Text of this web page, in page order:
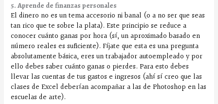
5. Aprende de finanzas personales
El dinero no es un tema accesorio ni banal (o a no ser que seas
tan rico que te sobre la plata). Este principio se reduce a
conocer cuánto ganas por hora (sí, un aproximado basado en
número reales es suficiente). Fíjate que esta es una pregunta
absolutamente básica, eres un trabajador autoempleado y por
ello debes saber cuánto ganas o pierdes. Para esto debes
llevar las cuentas de tus gastos e ingresos (ahí sí creo que las
clases de Excel deberían acompañar a las de Photoshop en las
escuelas de arte).